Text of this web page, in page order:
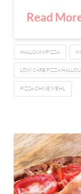
Read
HALLOUMIPIZZA
LOW CARB PIZZA
PIZZA OHNE MEHL